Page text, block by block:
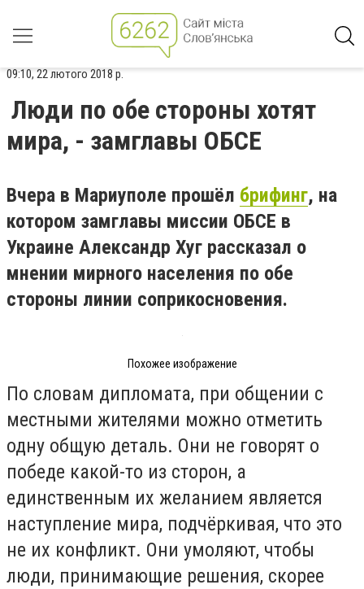
09:10, 22 лютого 2018 р.
Люди по обе стороны хотят
мира, - замглавы ОБСЕ
Вчера в Мариуполе прошёл брифинг, на
котором замглавы миссии ОБСЕ в
Украине Александр Хуг рассказал о
мнении мирного населения по обе
стороны линии соприкосновения.
Похожее изображение
По словам дипломата, при общении с
местными жителями можно отметить
одну общую деталь. Они не говорят о
победе какой-то из сторон, а
единственным их желанием является
наступление мира, подчёркивая, что это
не их конфликт. Они умоляют, чтобы
люди, принимающие решения, скорее